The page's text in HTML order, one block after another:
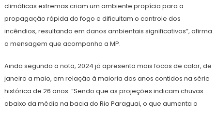
climáticas extremas criam um ambiente propício para a
propagação rápida do fogo e dificultam o controle dos
incêndios, resultando em danos ambientais significativos”, afirma
a mensagem que acompanha a MP.
Ainda segundo a nota, 2024 já apresenta mais focos de calor, de
janeiro a maio, em relação à maioria dos anos contidos na série
histórica de 26 anos. “Sendo que as projeções indicam chuvas
abaixo da média na bacia do Rio Paraguai, o que aumenta o